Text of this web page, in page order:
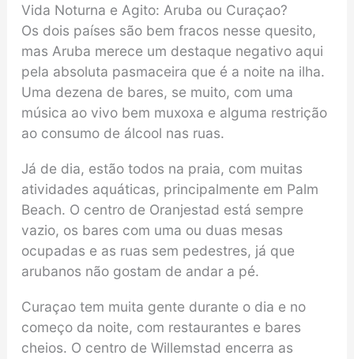
Vida Noturna e Agito: Aruba ou Curaçao?
Os dois países são bem fracos nesse quesito,
mas Aruba merece um destaque negativo aqui
pela absoluta pasmaceira que é a noite na ilha.
Uma dezena de bares, se muito, com uma
música ao vivo bem muxoxa e alguma restrição
ao consumo de álcool nas ruas.
Já de dia, estão todos na praia, com muitas
atividades aquáticas, principalmente em Palm
Beach. O centro de Oranjestad está sempre
vazio, os bares com uma ou duas mesas
ocupadas e as ruas sem pedestres, já que
arubanos não gostam de andar a pé.
Curaçao tem muita gente durante o dia e no
começo da noite, com restaurantes e bares
cheios. O centro de Willemstad encerra as